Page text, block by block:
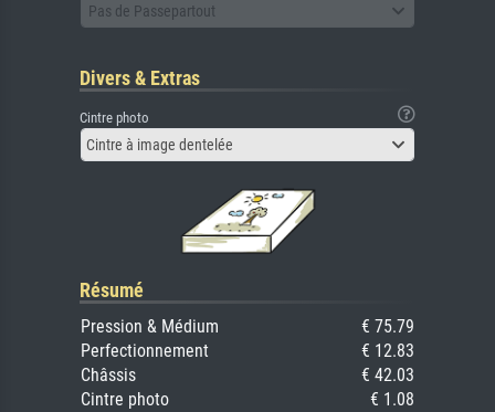
Pas de Passepartout
Divers & Extras
Cintre photo
Cintre à image dentelée
Résumé
Pression & Médium
€ 75.79
Perfectionnement
€ 12.83
Châssis
€ 42.03
Cintre photo
€ 1.08